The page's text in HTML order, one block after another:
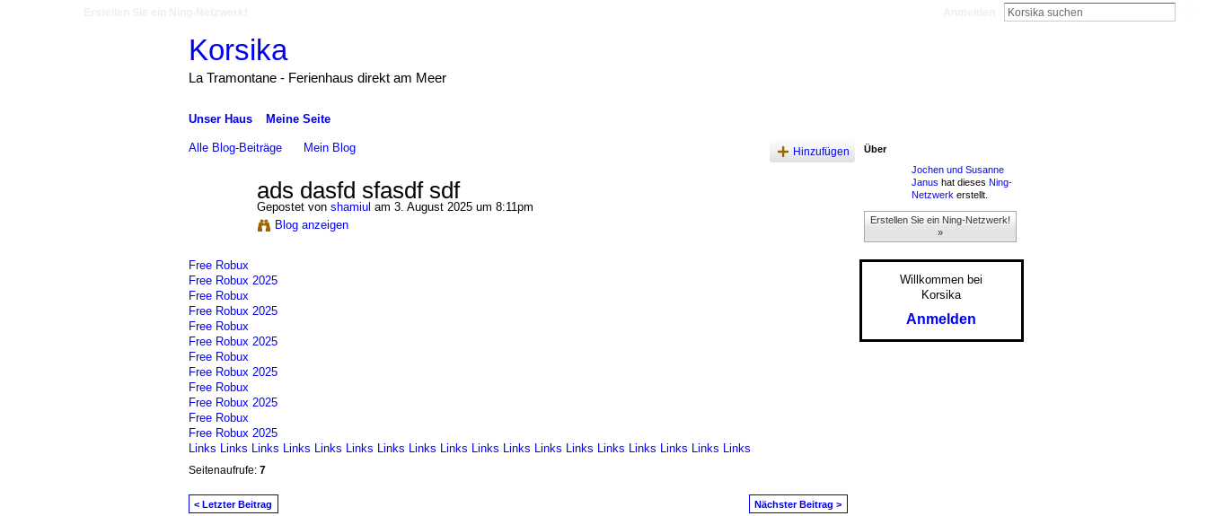
Korsika
La Tramontane - Ferienhaus direkt am Meer
Unser Haus Meine Seite
Alle Blog-Beiträge Mein Blog Hinzufügen
ads dasfd sfasdf sdf
Gepostet von shamiul am 3. August 2025 um 8:11pm
Blog anzeigen
Free Robux
Free Robux 2025
Free Robux
Free Robux 2025
Free Robux
Free Robux 2025
Free Robux
Free Robux 2025
Free Robux
Free Robux 2025
Free Robux
Free Robux 2025
Links Links Links Links Links Links Links Links Links Links Links Links Links Links Links Links Links Links
Seitenaufrufe: 7
< Letzter Beitrag Nächster Beitrag >
Über
Jochen und Susanne
Janus hat dieses Ning-
Netzwerk erstellt.
Erstellen Sie ein Ning-Netzwerk!
»
Willkommen bei
Korsika
Anmelden